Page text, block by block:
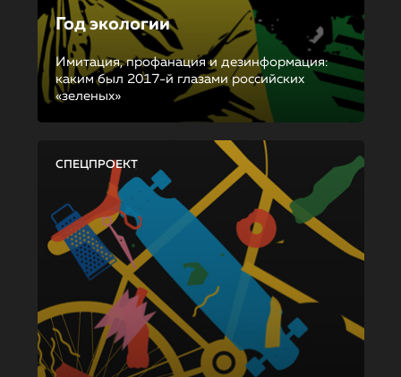
Год экологии
Имитация, профанация и дезинформация:
каким был 2017-й глазами российских
«зеленых»
СПЕЦПРОЕКТ